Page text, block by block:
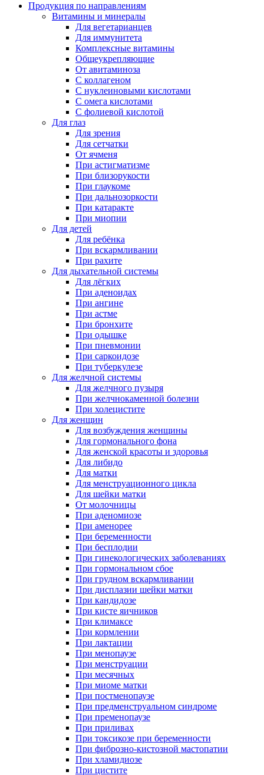
Продукция по направлениям
Витамины и минералы
Для вегетарианцев
Для иммунитета
Комплексные витамины
Общеукрепляющие
От авитаминоза
С коллагеном
С нуклеиновыми кислотами
С омега кислотами
С фолиевой кислотой
Для глаз
Для зрения
Для сетчатки
От ячменя
При астигматизме
При близорукости
При глаукоме
При дальнозоркости
При катаракте
При миопии
Для детей
Для ребёнка
При вскармливании
При рахите
Для дыхательной системы
Для лёгких
При аденоидах
При ангине
При астме
При бронхите
При одышке
При пневмонии
При саркоидозе
При туберкулезе
Для желчной системы
Для желчного пузыря
При желчнокаменной болезни
При холецистите
Для женщин
Для возбуждения женщины
Для гормонального фона
Для женской красоты и здоровья
Для либидо
Для матки
Для менструационного цикла
Для шейки матки
От молочницы
При аденомиозе
При аменорее
При беременности
При бесплодии
При гинекологических заболеваниях
При гормональном сбое
При грудном вскармливании
При дисплазии шейки матки
При кандидозе
При кисте яичников
При климаксе
При кормлении
При лактации
При менопаузе
При менструации
При месячных
При миоме матки
При постменопаузе
При предменструальном синдроме
При пременопаузе
При приливах
При токсикозе при беременности
При фиброзно-кистозной мастопатии
При хламидиозе
При цистите